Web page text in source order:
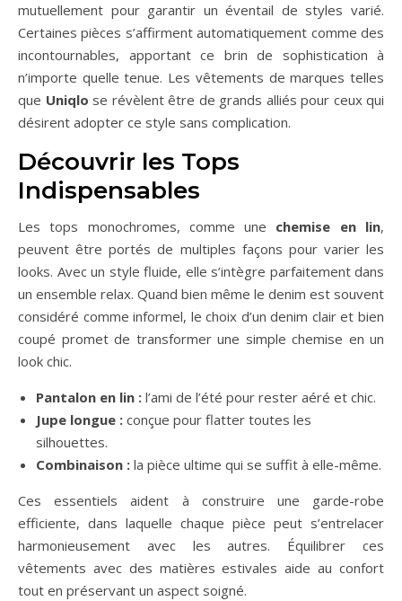
mutuellement pour garantir un éventail de styles varié.
Certaines pièces s’affirment automatiquement comme des
incontournables, apportant ce brin de sophistication à
n’importe quelle tenue. Les vêtements de marques telles
que Uniqlo se révèlent être de grands alliés pour ceux qui
désirent adopter ce style sans complication.
Découvrir les Tops
Indispensables
Les tops monochromes, comme une chemise en lin,
peuvent être portés de multiples façons pour varier les
looks. Avec un style fluide, elle s’intègre parfaitement dans
un ensemble relax. Quand bien même le denim est souvent
considéré comme informel, le choix d’un denim clair et bien
coupé promet de transformer une simple chemise en un
look chic.
Pantalon en lin : l’ami de l’été pour rester aéré et chic.
Jupe longue : conçue pour flatter toutes les
silhouettes.
Combinaison : la pièce ultime qui se suffit à elle-même.
Ces essentiels aident à construire une garde-robe
efficiente, dans laquelle chaque pièce peut s’entrelacer
harmonieusement avec les autres. Équilibrer ces
vêtements avec des matières estivales aide au confort
tout en préservant un aspect soigné.